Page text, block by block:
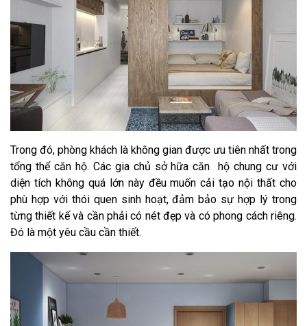
Trong đó, phòng khách là không gian được ưu tiên nhất trong
tổng thể căn hộ. Các gia chủ sở hữa căn hộ chung cư với
diện tích không quá lớn này đều muốn cải tạo nội thất cho
phù hợp với thói quen sinh hoạt, đảm bảo sự hợp lý trong
từng thiết kế và cần phải có nét đẹp và có phong cách riêng.
Đó là một yêu cầu cần thiết.